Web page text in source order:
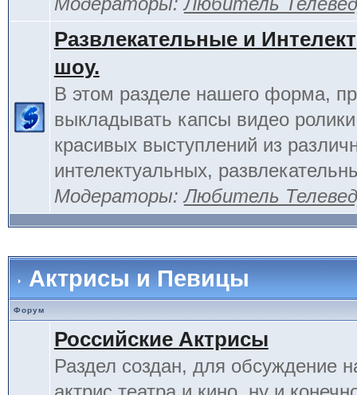
Развлекательные и
шоу.
В этом разделе нашего форма,
выкладывать капсы видео
красивых выступлений из
интелектуальных,
Модераторы:Любитель
Актрисы и Певицы
Форум
Российские Актрисы
Раздел создан, для обсуждение